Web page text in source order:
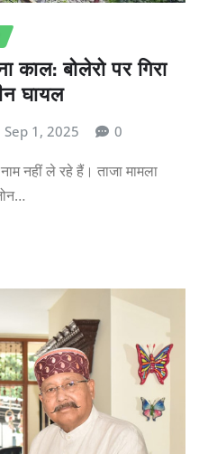
बोलेरो पर गिरा
घायल
Sep 1, 2025 0
नहीं ले रहे हैं। ताजा मामला